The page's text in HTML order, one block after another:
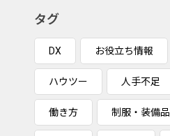
タグ
DX お役立ち情報
ハウツー 人手不足
働き方 制服・装備品